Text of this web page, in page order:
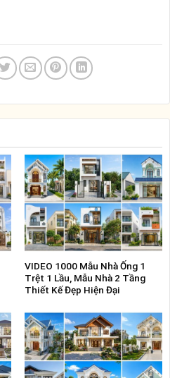
VIDEO 1000 Mẫu Nhà Ống 1
Trệt 1 Lầu, Mẫu Nhà 2 Tầng
Thiết Kế Đẹp Hiện Đại